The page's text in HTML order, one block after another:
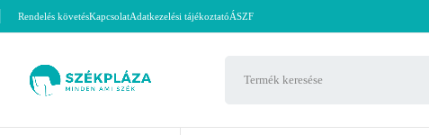
Rendelés követésKapcsolatAdatkezelési tájékoztatóÁSZF